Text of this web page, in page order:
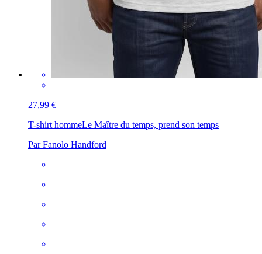
27,99 €
T-shirt hommeLe Maître du temps, prend son temps
Par Fanolo Handford